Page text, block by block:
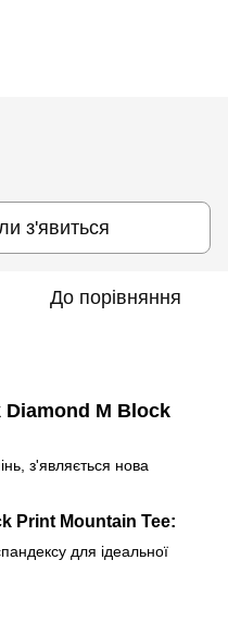
з'явиться
До порівняння
Diamond M Block
з'являється нова
Print Mountain Tee:
для ідеальної